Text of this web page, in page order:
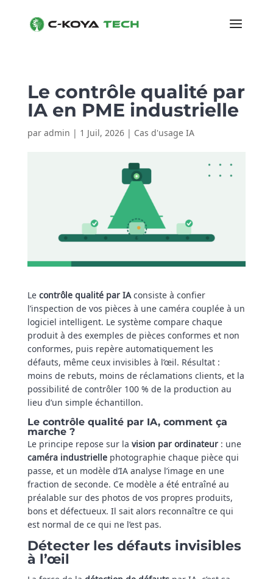
Le contrôle qualité par
IA en PME industrielle
paradmin | 1 Juil, 2026| Cas d'usage IA
Lecontrôle qualité par IAconsiste à confier
l’inspection de vos pièces à une caméra couplée à un
logiciel intelligent. Le système compare chaque
produit à des exemples de pièces conformes et non
conformes, puis repère automatiquement les
défauts, même ceux invisibles à l’œil. Résultat :
moins de rebuts, moins de réclamations clients, et la
possibilité de contrôler 100 % de la production au
lieu d’un simple échantillon.
Le contrôle qualité par IA, comment ça
marche ?
Le principe repose sur la vision par ordinateur: une
caméra industriellephotographie chaque pièce qui
passe, et un modèle d’IA analyse l’image en une
fraction de seconde. Ce modèle a été entraîné au
préalable sur des photos de vos propres produits,
bons et défectueux. Il sait alors reconnaître ce qui
est normal de ce qui ne l’est pas.
Détecter les défauts invisibles
à l’œil